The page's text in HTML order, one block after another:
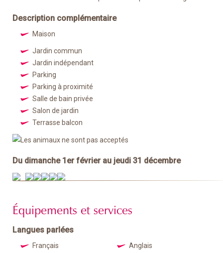
Description complémentaire
Maison
Jardin commun
Jardin indépendant
Parking
Parking à proximité
Salle de bain privée
Salon de jardin
Terrasse balcon
Du dimanche 1er février au jeudi 31 décembre
Équipements et services
Langues parlées
Français
Anglais